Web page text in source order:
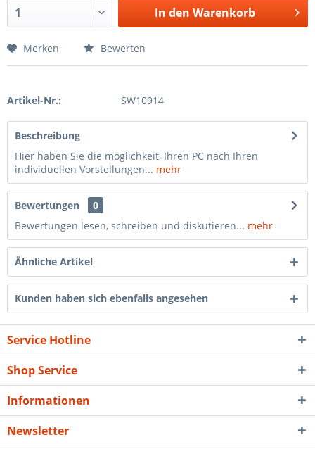
In den Warenkorb
Merken Bewerten
Artikel-Nr.: SW10914
Beschreibung
Hier haben Sie die möglichkeit, Ihren PC nach Ihren
individuellen Vorstellungen... mehr
Bewertungen
0
Bewertungen lesen, schreiben und diskutieren... mehr
Ähnliche Artikel
Kunden haben sich ebenfalls angesehen
Service Hotline
Shop Service
Informationen
Newsletter